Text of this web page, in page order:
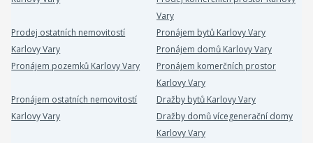
Vary
Prodej ostatních nemovitostí
Karlovy Vary
Pronájem bytů Karlovy Vary
Pronájem domů Karlovy Vary
Pronájem pozemků Karlovy Vary
Pronájem komerčních prostor
Karlovy Vary
Pronájem ostatních nemovitostí
Karlovy Vary
Dražby bytů Karlovy Vary
Dražby domů vícegenerační domy
Karlovy Vary